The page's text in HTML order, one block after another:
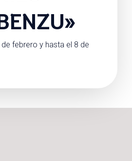
febrero y hasta el 8 de